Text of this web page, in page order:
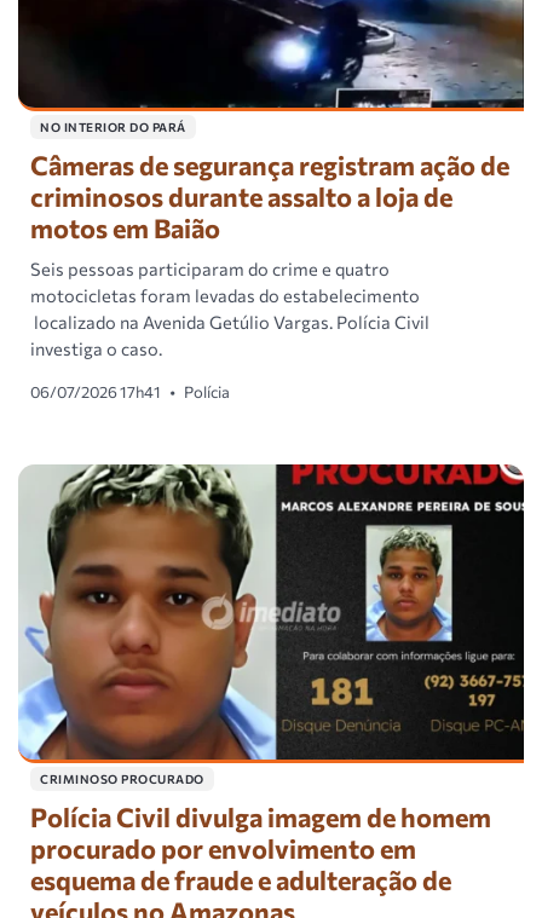
NO INTERIOR DO PARÁ
Câmeras de segurança registram ação de
criminosos durante assalto a loja de
motos em Baião
Seis pessoas participaram do crime e quatro
motocicletas foram levadas do estabelecimento
localizado na Avenida Getúlio Vargas. Polícia Civil
investiga o caso.
06/07/2026 17h41 • Polícia
CRIMINOSO PROCURADO
Polícia Civil divulga imagem de homem
procurado por envolvimento em
esquema de fraude e adulteração de
veículos no Amazonas